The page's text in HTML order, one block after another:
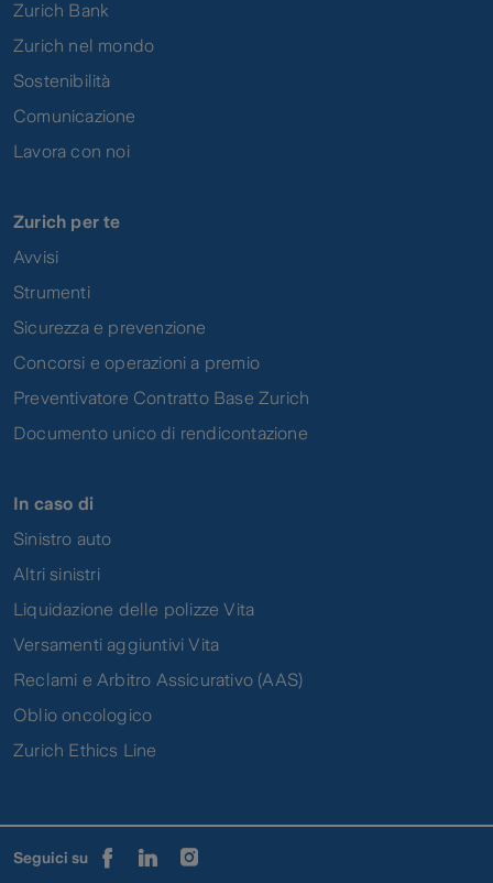
Zurich Bank
Zurich nel mondo
Sostenibilità
Comunicazione
Lavora con noi
Zurich per te
Avvisi
Strumenti
Sicurezza e prevenzione
Concorsi e operazioni a premio
Preventivatore Contratto Base Zurich
Documento unico di rendicontazione
In caso di
Sinistro auto
Altri sinistri
Liquidazione delle polizze Vita
Versamenti aggiuntivi Vita
Reclami e Arbitro Assicurativo (AAS)
Oblio oncologico
Zurich Ethics Line
Seguici su